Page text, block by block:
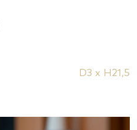
D3 x H21,5